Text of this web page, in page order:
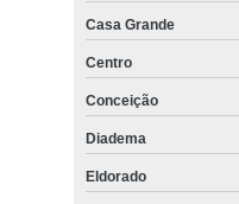
Casa Grande
Centro
Conceição
Diadema
Eldorado